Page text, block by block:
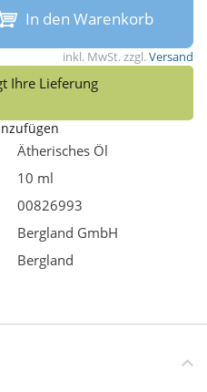
In den Warenkorb
inkl. MwSt. zzgl.Versand
Ihre Lieferung
Ätherisches Öl
10 ml
00826993
Bergland GmbH
Bergland